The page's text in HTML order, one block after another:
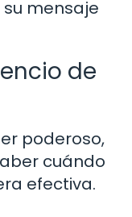
mensaje
de
poderoso,
cuándo
efectiva.